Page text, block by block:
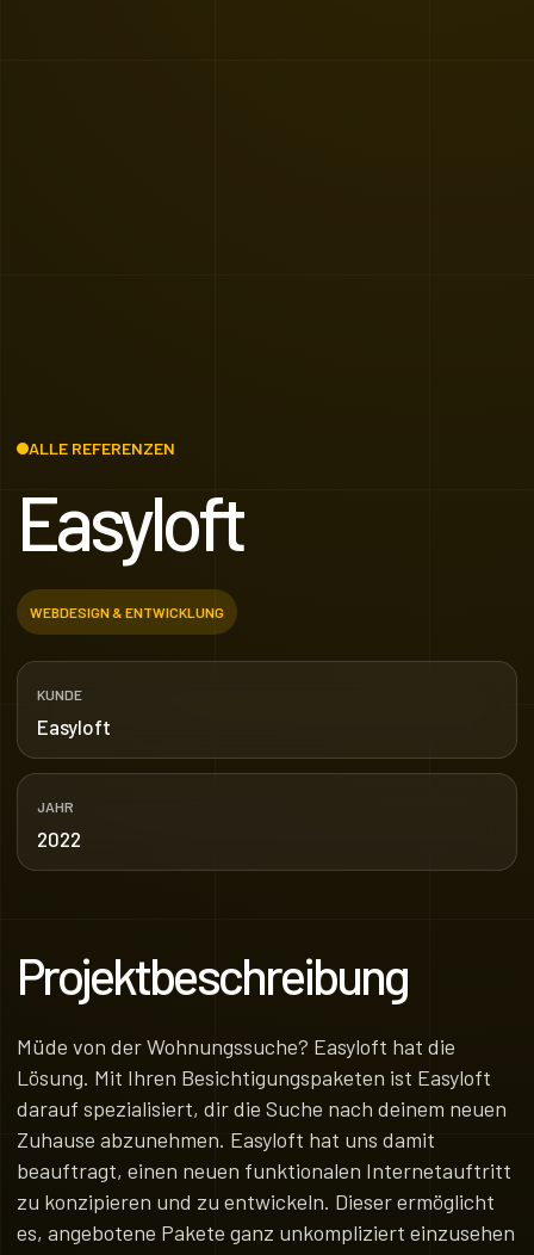
ALLE REFERENZEN
Easyloft
WEBDESIGN & ENTWICKLUNG
KUNDE
Easyloft
JAHR
2022
Projektbeschreibung
Müde von der Wohnungssuche? Easyloft hat die
Lösung. Mit Ihren Besichtigungspaketen ist Easyloft
darauf spezialisiert, dir die Suche nach deinem neuen
Zuhause abzunehmen. Easyloft hat uns damit
beauftragt, einen neuen funktionalen Internetauftritt
zu konzipieren und zu entwickeln. Dieser ermöglicht
es, angebotene Pakete ganz unkompliziert einzusehen